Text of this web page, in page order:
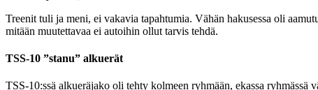
Treenit tuli ja meni, ei vakavia tapahtumia. Vähän hakusessa oli
mitään muutettavaa ei autoihin ollut tarvis tehdä.
TSS-10 ”stanu” alkuerät
TSS-10:ssä alkueräjako oli tehty kolmeen ryhmään, ekassa ryhmässä